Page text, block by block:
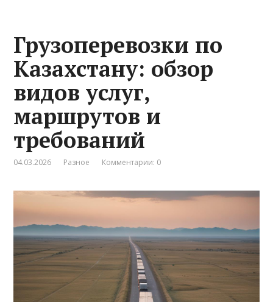
Грузоперевозки по
Казахстану: обзор
видов услуг,
маршрутов и
требований
04.03.2026 Разное Комментарии: 0